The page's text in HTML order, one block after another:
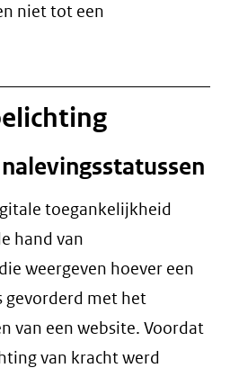
niet tot een
toegankelijkheid
hand van
weergeven hoever een
gevorderd met het
van een website. Voordat
van kracht werd